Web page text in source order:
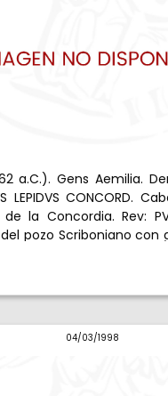
a.C.). Gens Aemilia.
LEPIDVS CONCORD.
la Concordia. Rev:
del pozo Scriboniano con
04/03/1998